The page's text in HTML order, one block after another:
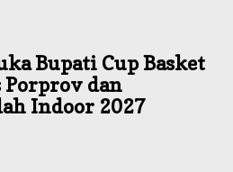
Bupati Cup Basket
Porprov dan
Indoor 2027